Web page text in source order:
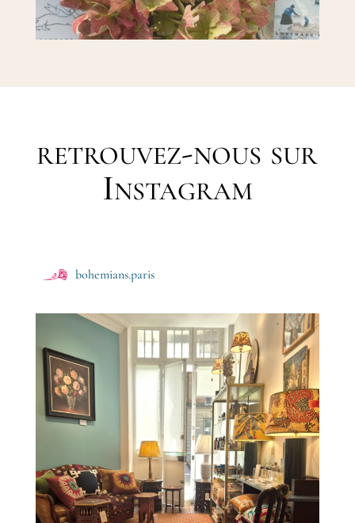
retrouvez-nous sur
Instagram
bohemians.paris